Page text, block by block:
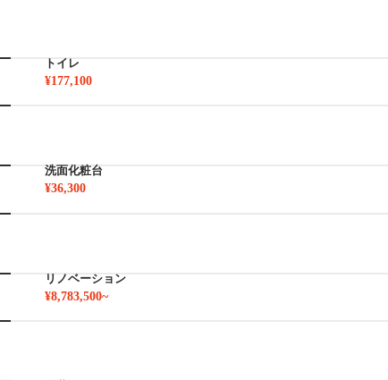
トイレ
¥177,100
洗面化粧台
¥36,300
リノベーション
¥8,783,500~